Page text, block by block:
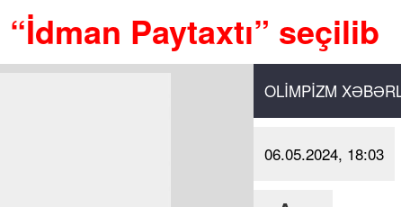
Paytaxtı” seçilib
OLIMPIZM
06.05.2024, 18:03